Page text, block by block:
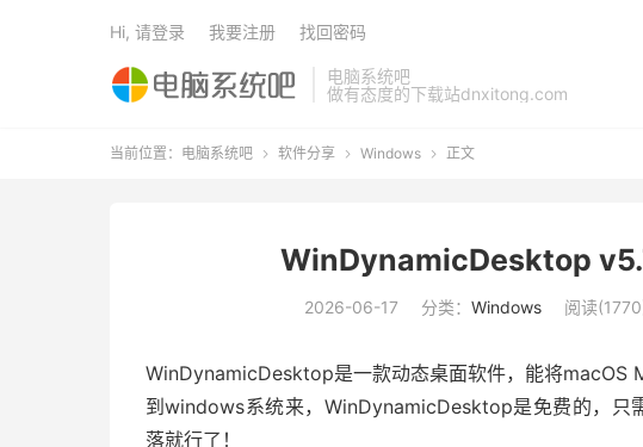
电脑系统吧
做有态度的下载站dnxitong.com
Hi, 请登录 我要注册 找回密码
当前位置： 电脑系统吧  软件分享  Windows  正文
WinDynamicDesktop
2026-06-17 分类： Windows 阅读
WinDynamicDesktop是一款动态桌面软件，能将macOS
到windows系统来，WinDynamicDesktop是免费的，只
落就行了！